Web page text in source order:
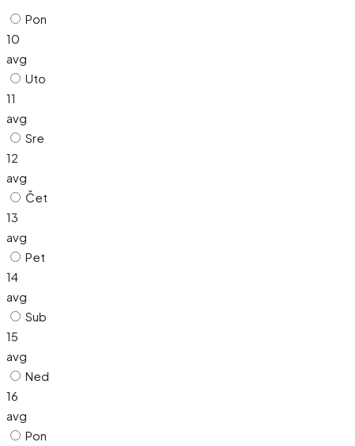
Pon
10
avg
Uto
11
avg
Sre
12
avg
Čet
13
avg
Pet
14
avg
Sub
15
avg
Ned
16
avg
Pon